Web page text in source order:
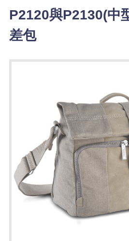
P2120與P2130(中
差包